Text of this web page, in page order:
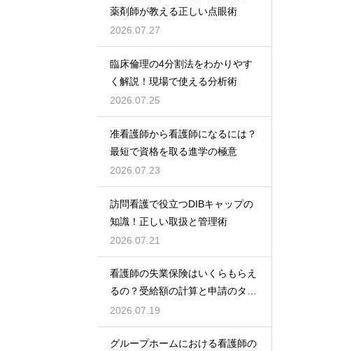
薬剤師が教える正しい点眼術
2026.07.27
臨床倫理の4分割法をわかりやす
く解説！現場で使える分析術
2026.07.25
准看護師から看護師になるには？
最短で資格を取る進学の極意
2026.07.23
訪問看護で役立つDIBキャップの
知識！正しい取扱と管理術
2026.07.21
看護師の失業保険はいくらもらえ
るの？受給額の計算と申請のタイ
ミング
2026.07.19
グループホームにおける看護師の